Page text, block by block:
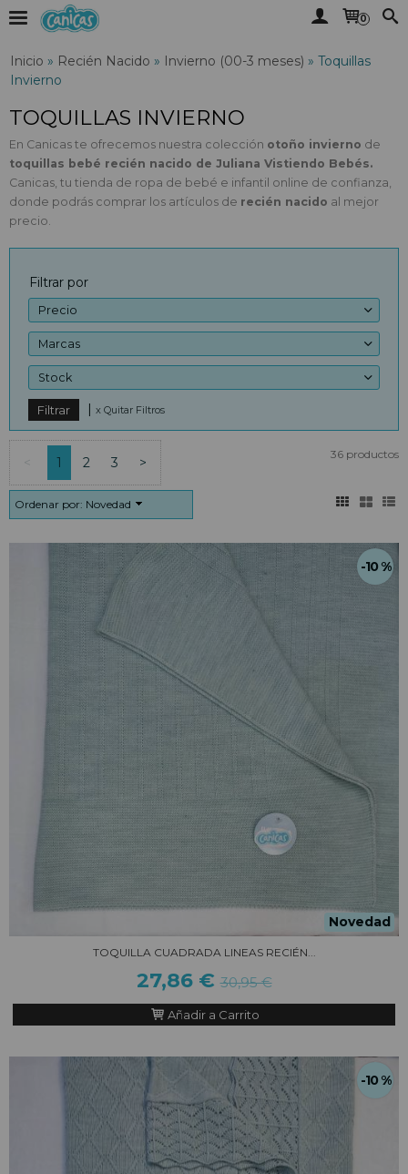
0
Inicio » Recién Nacido » Invierno (00-3 meses) » Toquillas
Invierno
TOQUILLAS INVIERNO
En Canicas te ofrecemos nuestra colección otoño invierno de
toquillas bebé recién nacido de Juliana Vistiendo Bebés.
Canicas, tu tienda de ropa de bebé e infantil online de confianza,
donde podrás comprar los artículos de recién nacido al mejor
precio.
Filtrar por
Precio
Marcas
Stock
| x Quitar Filtros
< 1 2 3 >
36 productos
Ordenar por: Novedad
Novedad
-10 %
TOQUILLA CUADRADA LINEAS RECIÉN...
27,86 €30,95 €
Añadir a Carrito
-10 %